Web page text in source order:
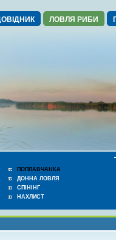
ЛОВЛЯ РИБИ
ПОПЛАВЧАНКА
ДОННА ЛОВЛЯ
СПІНІНГ
НАХЛИСТ